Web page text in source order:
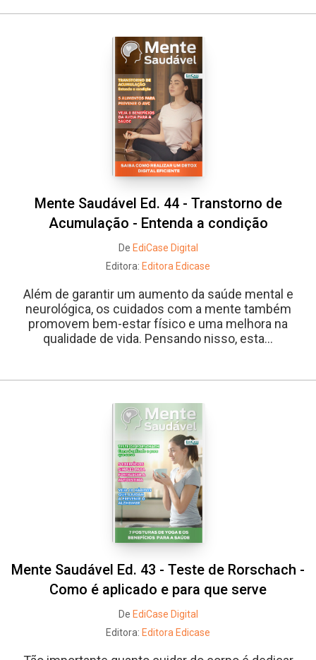
Mente Saudável Ed. 44 - Transtorno de
Acumulação - Entenda a condição
De EdiCase Digital
Editora: Editora Edicase
Além de garantir um aumento da saúde mental e
neurológica, os cuidados com a mente também
promovem bem-estar físico e uma melhora na
qualidade de vida. Pensando nisso, esta...
Mente Saudável Ed. 43 - Teste de Rorschach -
Como é aplicado e para que serve
De EdiCase Digital
Editora: Editora Edicase
Facebook Twitter